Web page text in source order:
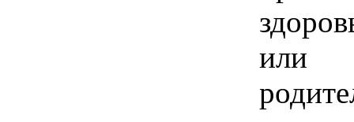
или